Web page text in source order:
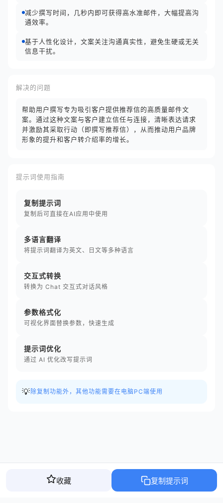
减少撰写时间，几秒内即可获得高水准邮件，大幅提高沟
通效率。
基于人性化设计，文案关注沟通真实性，避免生硬或无关
信息干扰。
解决的问题
帮助用户撰写专为吸引客户提供推荐信的高质量邮件文
案。通过这种文案与客户建立信任与连接，清晰表达请求
并激励其采取行动（即撰写推荐信），从而推动用户品牌
形象的提升和客户转介绍率的增长。
提示词使用指南
复制提示词
复制后可直接在AI应用中使用
多语言翻译
将提示词翻译为英文、日文等多种语言
交互式转换
转换为 Chat 交互式对话风格
参数格式化
可视化界面替换参数，快速生成
提示词优化
通过 AI 优化改写提示词
💡 除复制功能外，其他功能需要在电脑PC端使用
收藏 复制提示词